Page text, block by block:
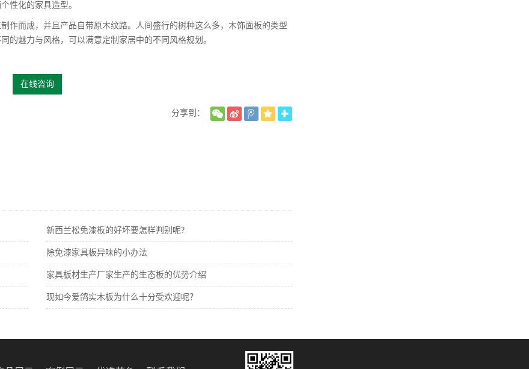
性化的家具造型。
而成，并且产品自带原木纹路。人间盛行的树种这么多，木饰面板的类型
的魅力与风格，可以满意定制家居中的不同风格规划。
在线咨询
分享到：
新西兰松免漆板的好坏要怎样判别呢?
除免漆家具板异味的小办法
家具板材生产厂家生产的生态板的优势介绍
现如今爱鸽实木板为什么十分受欢迎呢？